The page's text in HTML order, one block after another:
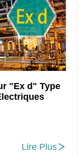
"Ex d" Type
Lire Plus 